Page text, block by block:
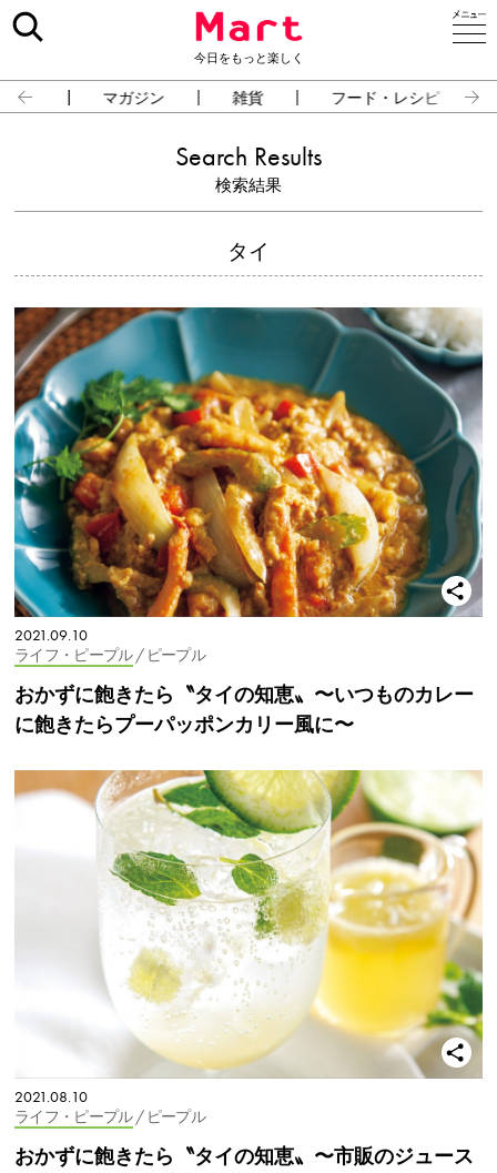
今日をもっと楽しく
占い マガジン 雑貨 フード・レシピ
Search Results
検索結果
タイ
2021.09.10
ライフ・ピープル/ ピープル
おかずに飽きたら〝タイの知恵〟〜いつものカレー
に飽きたらプーパッポンカリー風に〜
2021.08.10
ライフ・ピープル/ ピープル
おかずに飽きたら〝タイの知恵〟〜市販のジュース